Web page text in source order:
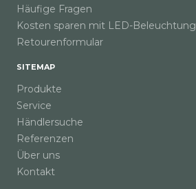
Häufige Fragen
Kosten sparen mit LED-Beleuchtung
Retourenformular
SITEMAP
Produkte
Service
Händlersuche
Referenzen
Über uns
Kontakt